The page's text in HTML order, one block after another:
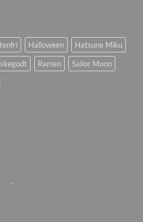
Halloween
Hatsune Miku
Ramen
Sailor Moon